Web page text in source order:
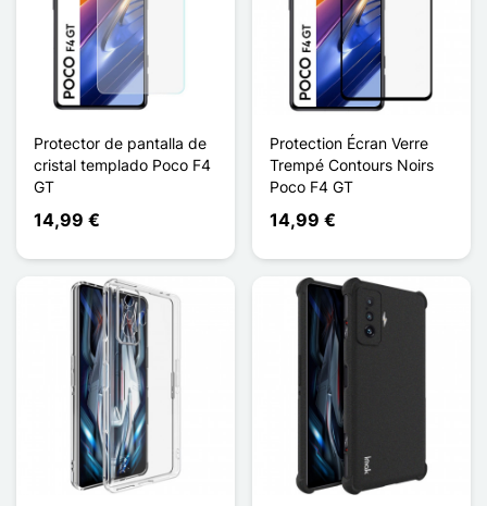
Protector de pantalla de
cristal templado Poco F4
GT
14,99 €
Protection Écran Verre
Trempé Contours Noirs
Poco F4 GT
14,99 €